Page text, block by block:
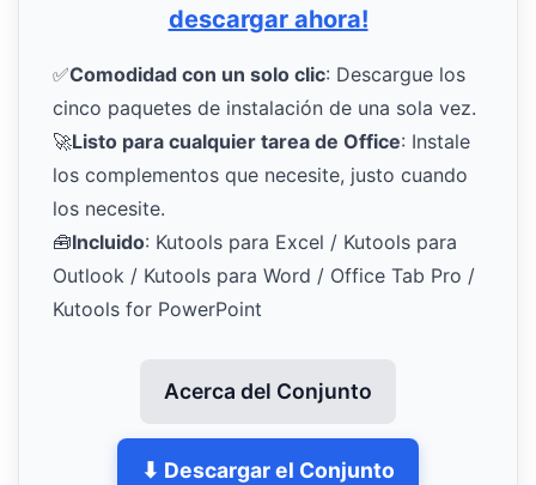
descargar ahora!
✅Comodidad con un solo clic: Descargue los
cinco paquetes de instalación de una sola vez.
🚀Listo para cualquier tarea de Office: Instale
los complementos que necesite, justo cuando
los necesite.
🧰Incluido: Kutools para Excel / Kutools para
Outlook / Kutools para Word / Office Tab Pro /
Kutools for PowerPoint
Acerca del Conjunto
⬇ Descargar el Conjunto